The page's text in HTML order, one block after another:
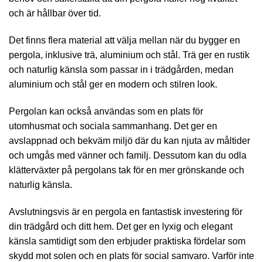
och är hållbar över tid.
Det finns flera material att välja mellan när du bygger en
pergola, inklusive trä, aluminium och stål. Trä ger en rustik
och naturlig känsla som passar in i trädgården, medan
aluminium och stål ger en modern och stilren look.
Pergolan kan också användas som en plats för
utomhusmat och sociala sammanhang. Det ger en
avslappnad och bekväm miljö där du kan njuta av måltider
och umgås med vänner och familj. Dessutom kan du odla
klätterväxter på pergolans tak för en mer grönskande och
naturlig känsla.
Avslutningsvis är en pergola en fantastisk investering för
din trädgård och ditt hem. Det ger en lyxig och elegant
känsla samtidigt som den erbjuder praktiska fördelar som
skydd mot solen och en plats för social samvaro. Varför inte